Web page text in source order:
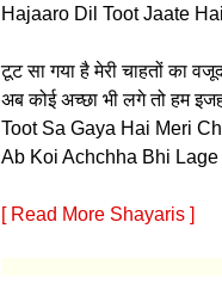
Hajaaro Dil Toot Jaate
टूट सा गया है मेरी चाहतों का
अब कोई अच्छा भी लगे तो हम
Toot Sa Gaya Hai Meri
Ab Koi Achchha Bhi
[ Read More Shayaris ]